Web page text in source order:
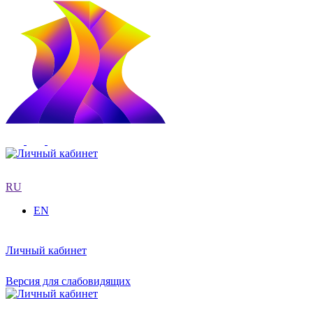
RU
EN
Личный кабинет
Версия для слабовидящих